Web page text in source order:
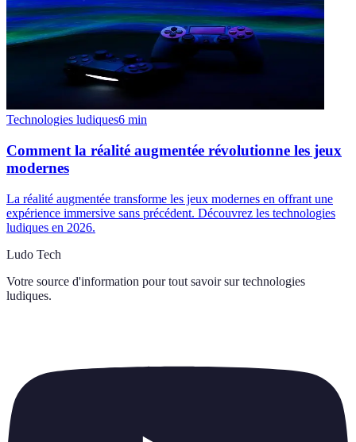
Technologies ludiques6 min
Comment la réalité augmentée révolutionne les jeux
modernes
La réalité augmentée transforme les jeux modernes en offrant une
expérience immersive sans précédent. Découvrez les technologies
ludiques en 2026.
Ludo Tech
Votre source d'information pour tout savoir sur technologies
ludiques.